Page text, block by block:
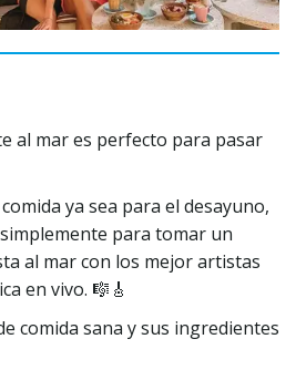
al mar es perfecto para pasar
ya sea para el desayuno,
para tomar un
al mar con los mejor artistas
en vivo. 🎼🎸
comida sana y sus ingredientes